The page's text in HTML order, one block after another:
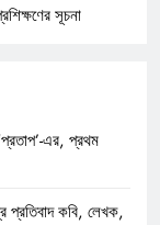
সূচনা
এর, প্রথম
প্রতিবাদ কবি, লেখক,